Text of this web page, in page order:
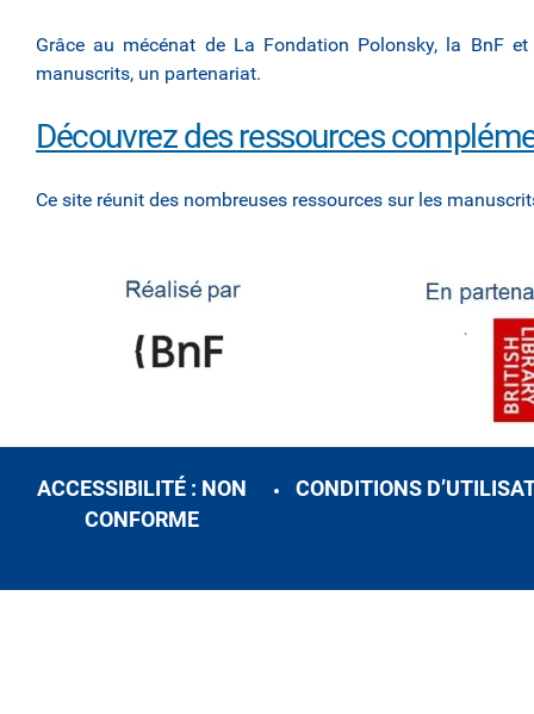
Grâce au mécénat de La Fondation Polonsky, la BnF
manuscrits, un partenariat.
Découvrez des ressources
Ce site réunit des nombreuses ressources sur les
ACCESSIBILITÉ : NON
CONFORME
CONDITIONS